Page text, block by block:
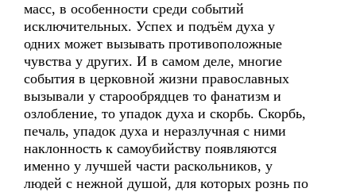
масс, в особенности среди событий
исключительных. Успех и подъём духа у
одних может вызывать противоположные
чувства у других. И в самом деле, многие
события в церковной жизни православных
вызывали у старообрядцев то фанатизм и
озлобление, то упадок духа и скорбь. Скорбь,
печаль, упадок духа и неразлучная с ними
наклонность к самоубийству появляются
именно у лучшей части раскольников, у
людей с нежной душой, для которых рознь по